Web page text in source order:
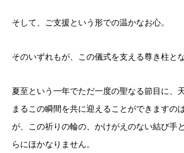
そして、ご支援という形での温かなお心。
そのいずれもが、この儀式を支える尊き柱と
夏至という一年でただ一度の聖なる節目に、
まるこの瞬間を共に迎えることができますの
が、この祈りの輪の、かけがえのない結び手
らにほかなりません。